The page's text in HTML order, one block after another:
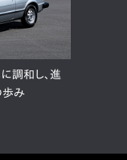
調和し、進
歩み